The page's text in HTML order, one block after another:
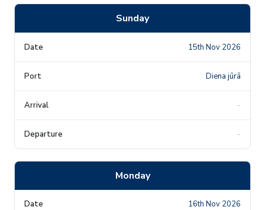
Sunday
15th Nov 2026
Diena jūrā
-
-
Monday
16th Nov 2026